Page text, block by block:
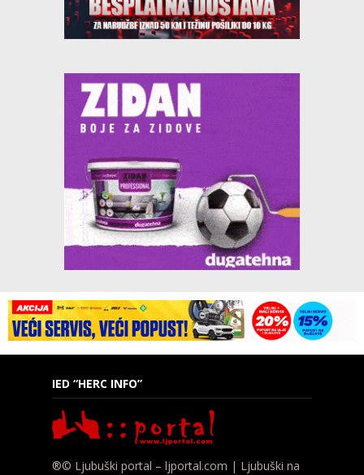
IED “HERC INFO”
®© Ljubuški portal – ljportal.com | Ljubuški na